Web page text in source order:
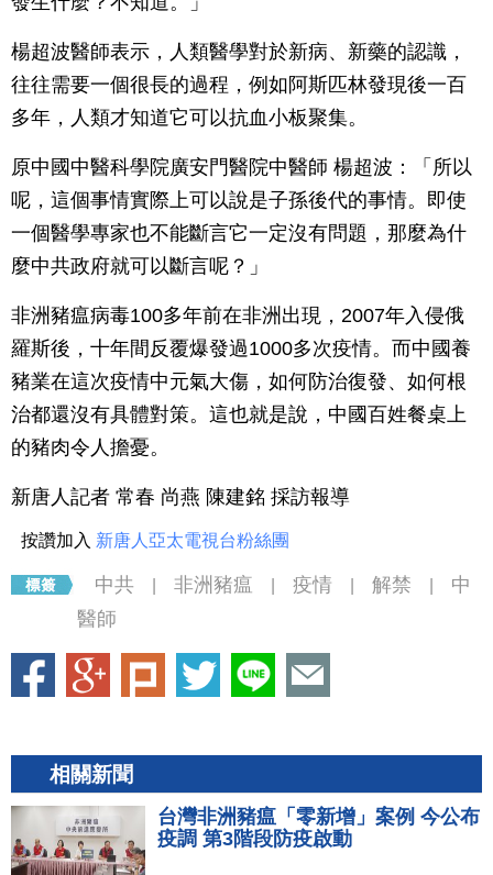
楊超波醫師表示，人類醫學對於新病、新藥的認識，
往往需要一個很長的過程，例如阿斯匹林發現後一百
多年，人類才知道它可以抗血小板聚集。
原中國中醫科學院廣安門醫院中醫師 楊超波：「所以
呢，這個事情實際上可以說是子孫後代的事情。即使
一個醫學專家也不能斷言它一定沒有問題，那麼為什
麼中共政府就可以斷言呢？」
非洲豬瘟病毒100多年前在非洲出現，2007年入侵俄
羅斯後，十年間反覆爆發過1000多次疫情。而中國養
豬業在這次疫情中元氣大傷，如何防治復發、如何根
治都還沒有具體對策。這也就是說，中國百姓餐桌上
的豬肉令人擔憂。
新唐人記者 常春 尚燕 陳建銘 採訪報導
按讚加入 新唐人亞太電視台粉絲團
中共 非洲豬瘟 疫情 解禁
中
醫師
相關新聞
台灣非洲豬瘟「零新增」案例 今公布
疫調 第3階段防疫啟動